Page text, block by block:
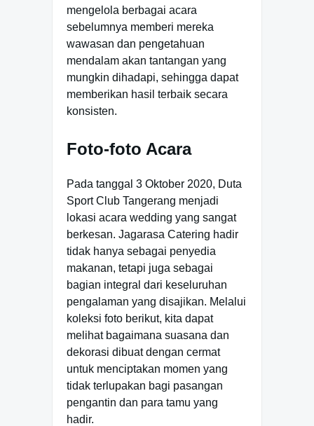
mengelola berbagai acara
sebelumnya memberi mereka
wawasan dan pengetahuan
mendalam akan tantangan yang
mungkin dihadapi, sehingga dapat
memberikan hasil terbaik secara
konsisten.
Foto-foto Acara
Pada tanggal 3 Oktober 2020, Duta
Sport Club Tangerang menjadi
lokasi acara wedding yang sangat
berkesan. Jagarasa Catering hadir
tidak hanya sebagai penyedia
makanan, tetapi juga sebagai
bagian integral dari keseluruhan
pengalaman yang disajikan. Melalui
koleksi foto berikut, kita dapat
melihat bagaimana suasana dan
dekorasi dibuat dengan cermat
untuk menciptakan momen yang
tidak terlupakan bagi pasangan
pengantin dan para tamu yang
hadir.